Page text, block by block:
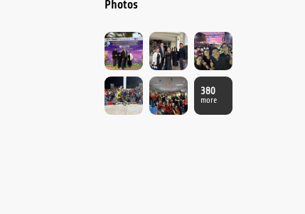
Photos
380
more